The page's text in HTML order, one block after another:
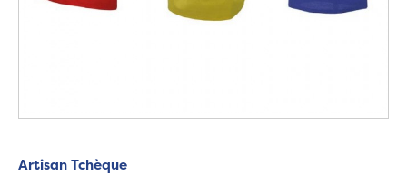
Artisan Tchèque